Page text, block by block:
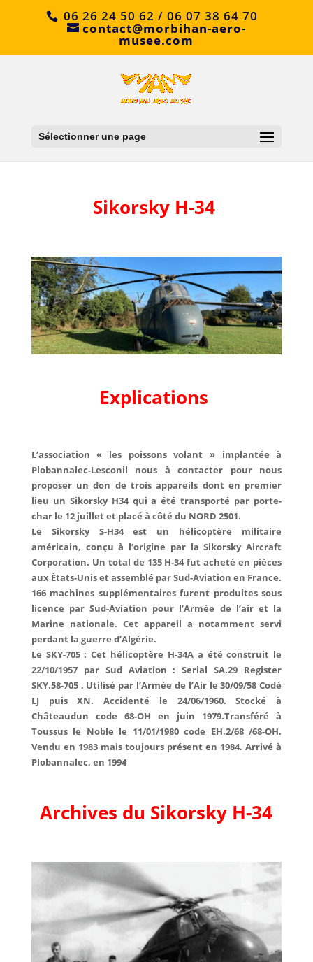
06 26 24 50 62 / 06 07 38 64 70
contact@morbihan-aero-
musee.com
Sélectionner une page
Sikorsky H-34
Explications
L’association « les poissons volant » implantée à
Plobannalec-Lesconil nous à contacter pour nous
proposer un don de trois appareils dont en premier
lieu un Sikorsky H34 qui a été transporté par porte-
char le 12 juillet et placé à côté du NORD 2501.
Le Sikorsky S-H34 est un hélicoptère militaire
américain, conçu à l’origine par la Sikorsky Aircraft
Corporation. Un total de 135 H-34 fut acheté en pièces
aux États-Unis et assemblé par Sud-Aviation en France.
166 machines supplémentaires furent produites sous
licence par Sud-Aviation pour l’Armée de l’air et la
Marine nationale. Cet appareil a notamment servi
perdant la guerre d’Algérie.
Le SKY-705 : Cet hélicoptère H-34A a été construit le
22/10/1957 par Sud Aviation : Serial SA.29 Register
SKY.58-705 . Utilisé par l’Armée de l’Air le 30/09/58 Codé
LJ puis XN. Accidenté le 24/06/1960. Stocké à
Châteaudun code 68-OH en juin 1979.Transféré à
Toussus le Noble le 11/01/1980 code EH.2/68 /68-OH.
Vendu en 1983 mais toujours présent en 1984. Arrivé à
Plobannalec, en 1994
Archives du Sikorsky H-34